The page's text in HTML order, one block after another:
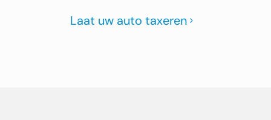
Laat uw auto taxeren